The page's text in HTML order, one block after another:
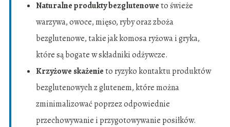
Naturalne produkty bezglutenoweto świeże
warzywa, owoce, mięso, ryby oraz zboża
bezglutenowe, takie jak komosa ryżowa i gryka,
które są bogate w składniki odżywcze.
Krzyżowe skażenieto ryzyko kontaktu produktów
bezglutenowych z glutenem, które można
zminimalizować poprzez odpowiednie
przechowywanie i przygotowywanie posiłków.